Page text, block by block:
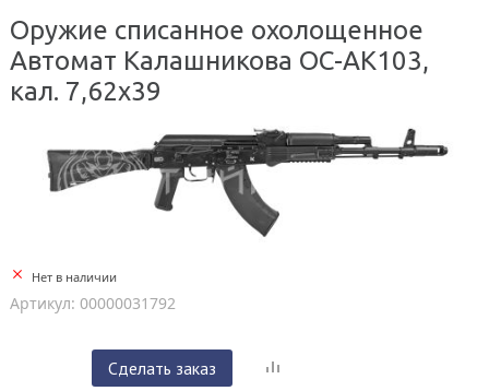
Оружие списанное охолощенное
Автомат Калашникова ОС-АК103,
кал. 7,62x39
Нет в наличии
Артикул: 00000031792
Сделать заказ